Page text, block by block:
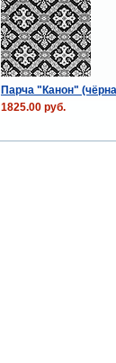
Парча "Канон"
1825.00 руб.